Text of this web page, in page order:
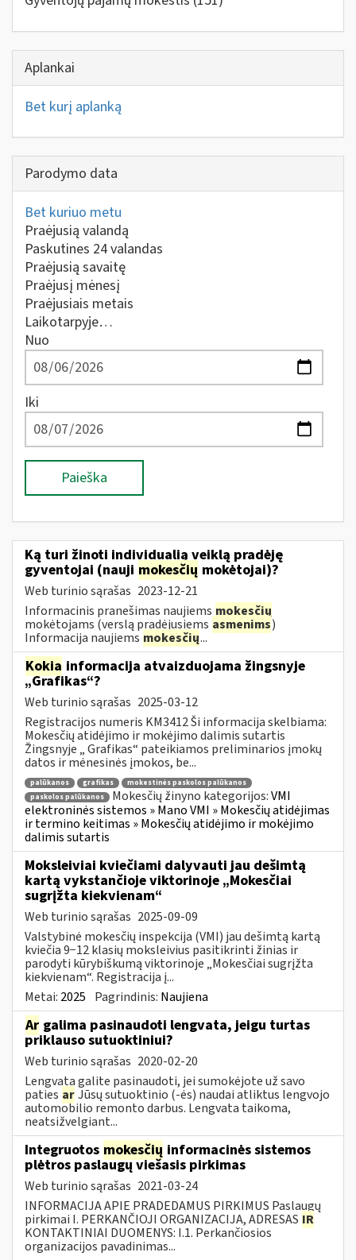
Aplankai
Bet kurį aplanką
Parodymo data
Bet kuriuo metu
Praėjusią valandą
Paskutines 24 valandas
Praėjusią savaitę
Praėjusį mėnesį
Praėjusiais metais
Laikotarpyje…
Nuo
Iki
Paieška
Ką turi žinoti individualią veiklą pradėję
gyventojai (nauji mokesčių mokėtojai)?
Web turinio sąrašas 2023-12-21
Informacinis pranešimas naujiems mokesčių
mokėtojams (verslą pradėjusiems asmenims)
Informacija naujiems mokesčių...
Kokia informacija atvaizduojama žingsnyje
„Grafikas“?
Web turinio sąrašas 2025-03-12
Registracijos numeris KM3412 Ši informacija skelbiama:
Mokesčių atidėjimo ir mokėjimo dalimis sutartis
Žingsnyje „ Grafikas“ pateikiamos preliminarios įmokų
datos ir mėnesinės įmokos, be...
palūkanos grafikas
mokestinės paskolos palūkanos
paskolos palūkanos
Mokesčių žinyno kategorijos:VMI
elektroninės sistemos » Mano VMI » Mokesčių atidėjimas
ir termino keitimas » Mokesčių atidėjimo ir mokėjimo
dalimis sutartis
Moksleiviai kviečiami dalyvauti jau dešimtą
kartą vykstančioje viktorinoje „Mokesčiai
sugrįžta kiekvienam“
Web turinio sąrašas 2025-09-09
Valstybinė mokesčių inspekcija (VMI) jau dešimtą kartą
kviečia 9−12 klasių moksleivius pasitikrinti žinias ir
parodyti kūrybiškumą viktorinoje „Mokesčiai sugrįžta
kiekvienam“. Registracija į...
Metai: 2025 Pagrindinis: Naujiena
Ar galima pasinaudoti lengvata, jeigu turtas
priklauso sutuoktiniui?
Web turinio sąrašas 2020-02-20
Lengvata galite pasinaudoti, jei sumokėjote už savo
paties arJūsų sutuoktinio (-ės) naudai atliktus lengvojo
automobilio remonto darbus. Lengvata taikoma,
neatsižvelgiant...
Integruotos mokesčių informacinės sistemos
plėtros paslaugų viešasis pirkimas
Web turinio sąrašas 2021-03-24
INFORMACIJA APIE PRADEDAMUS PIRKIMUS Paslaugų
pirkimai I. PERKANČIOJI ORGANIZACIJA, ADRESAS IR
KONTAKTINIAI DUOMENYS: I.1. Perkančiosios
organizacijos pavadinimas...